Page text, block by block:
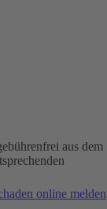
aus dem
online melden